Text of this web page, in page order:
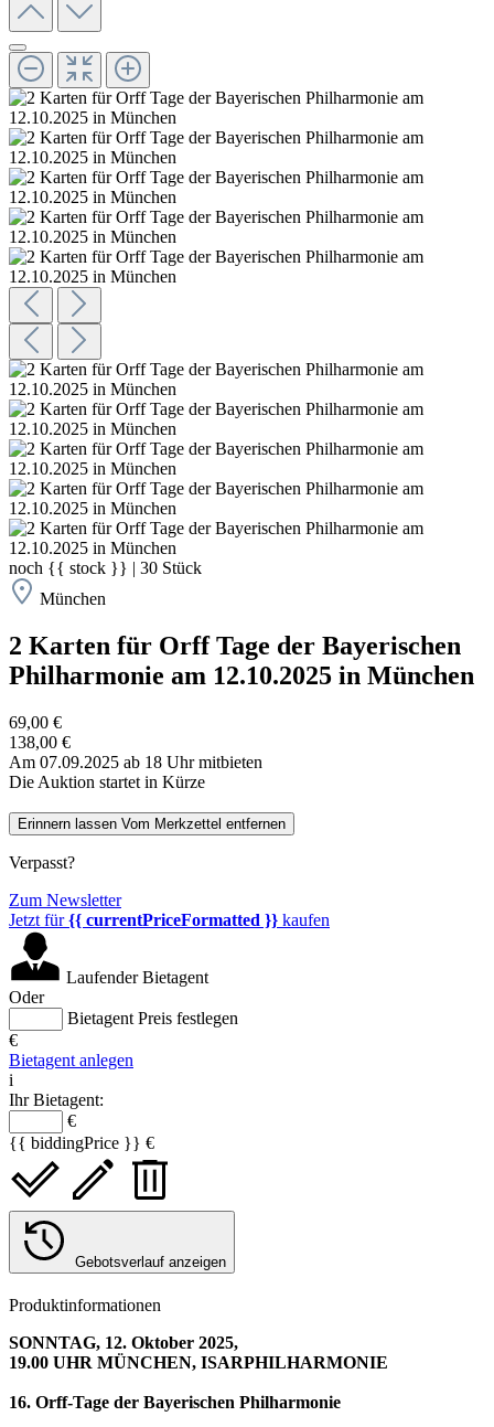
noch {{ stock }} | 30 Stück
München
2 Karten für Orff Tage der Bayerischen
Philharmonie am 12.10.2025 in München
69,00 €
138,00 €
Am 07.09.2025 ab 18 Uhr mitbieten
Die Auktion startet in Kürze
Erinnern lassen Vom Merkzettel entfernen
Verpasst?
Zum Newsletter
Jetzt für{{ currentPriceFormatted }} kaufen
Laufender Bietagent
Oder
Bietagent Preis festlegen
€
Bietagent anlegen
i
Ihr Bietagent:
€
{{ biddingPrice }} €
Gebotsverlauf anzeigen
Produktinformationen
SONNTAG, 12. Oktober 2025,
19.00 UHR MÜNCHEN, ISARPHILHARMONIE
16. Orff-Tage der Bayerischen Philharmonie